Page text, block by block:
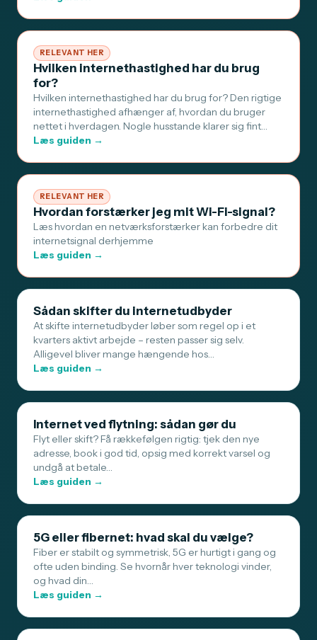
RELEVANT HER
Hvilken internethastighed har du brug
for?
Hvilken internethastighed har du brug for? Den rigtige
internethastighed afhænger af, hvordan du bruger
nettet i hverdagen. Nogle husstande klarer sig fint…
Læs guiden →
RELEVANT HER
Hvordan forstærker jeg mit Wi-Fi-signal?
Læs hvordan en netværksforstærker kan forbedre dit
internetsignal derhjemme
Læs guiden →
Sådan skifter du internetudbyder
At skifte internetudbyder løber som regel op i et
kvarters aktivt arbejde – resten passer sig selv.
Alligevel bliver mange hængende hos…
Læs guiden →
Internet ved flytning: sådan gør du
Flyt eller skift? Få rækkefølgen rigtig: tjek den nye
adresse, book i god tid, opsig med korrekt varsel og
undgå at betale…
Læs guiden →
5G eller fibernet: hvad skal du vælge?
Fiber er stabilt og symmetrisk, 5G er hurtigt i gang og
ofte uden binding. Se hvornår hver teknologi vinder,
og hvad din…
Læs guiden →